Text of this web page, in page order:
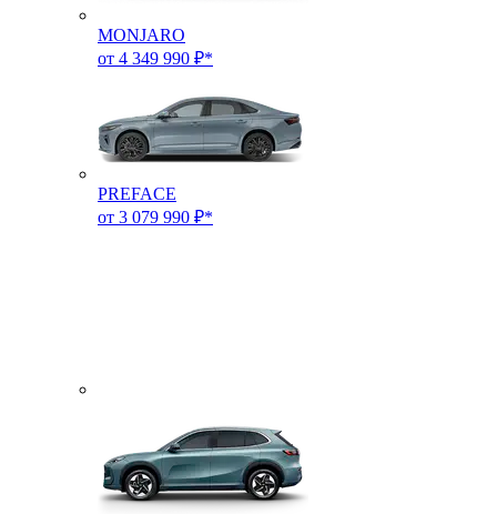
MONJARO
от 4 349 990 ₽*
PREFACE
от 3 079 990 ₽*